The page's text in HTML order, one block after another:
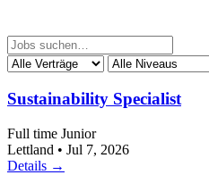
Sustainability Specialist
Full time Junior
Lettland • Jul 7, 2026
Details →